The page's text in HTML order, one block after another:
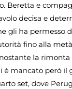
Beretta e
decisa e
gli ha permesso
fino alla
la
è mancato però il
set, dove